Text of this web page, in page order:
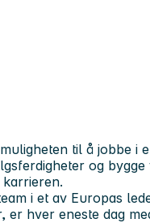
til å jobbe i
og
i et av Europas
er hver eneste dag